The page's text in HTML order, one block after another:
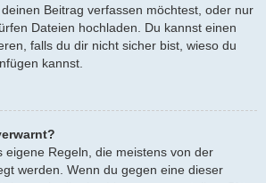
Beitrag verfassen möchtest, oder nur
Dateien hochladen. Du kannst einen
falls du dir nicht sicher bist, wieso du
kannst.
eigene Regeln, die meistens von der
werden. Wenn du gegen eine dieser